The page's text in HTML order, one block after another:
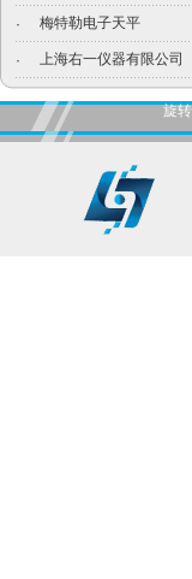
· 梅特勒电子天平
· 上海右一仪器有限公司
旋